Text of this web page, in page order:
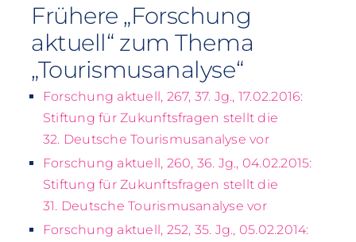
Frühere „Forschung
aktuell“ zum Thema
„Tourismusanalyse“
Forschung aktuell, 267, 37. Jg., 17.02.2016:
Stiftung für Zukunftsfragen stellt die
32. Deutsche Tourismusanalyse vor
Forschung aktuell, 260, 36. Jg., 04.02.2015:
Stiftung für Zukunftsfragen stellt die
31. Deutsche Tourismusanalyse vor
Forschung aktuell, 252, 35. Jg., 05.02.2014: